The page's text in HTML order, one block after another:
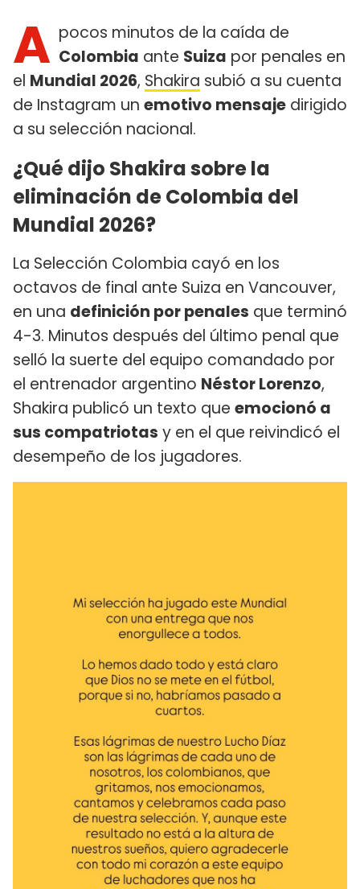
A pocos minutos de la caída de
Colombia ante Suiza por penales en
el Mundial 2026, Shakira subió a su cuenta
de Instagram un emotivo mensaje dirigido
a su selección nacional.
¿Qué dijo Shakira sobre la
eliminación de Colombia del
Mundial 2026?
La Selección Colombia cayó en los
octavos de final ante Suiza en Vancouver,
en una definición por penales que terminó
4-3. Minutos después del último penal que
selló la suerte del equipo comandado por
el entrenador argentino Néstor Lorenzo,
Shakira publicó un texto que emocionó a
sus compatriotas y en el que reivindicó el
desempeño de los jugadores.